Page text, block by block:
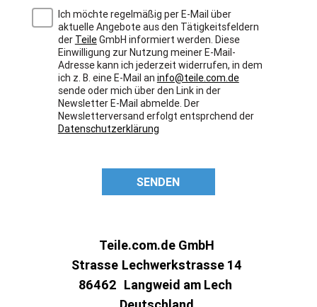
Ich möchte regelmäßig per E-Mail über
aktuelle Angebote aus den Tätigkeitsfeldern
der TeileGmbH informiert werden. Diese
Einwilligung zur Nutzung meiner E-Mail-
Adresse kann ich jederzeit widerrufen, in dem
ich z. B. eine E-Mail an info@teile.com.de
sende oder mich über den Link in der
Newsletter E-Mail abmelde. Der
Newsletterversand erfolgt entsprchend der
Datenschutzerklärung
SENDEN
Teile.com.de GmbH
Strasse Lechwerkstrasse 14
86462 Langweid am Lech